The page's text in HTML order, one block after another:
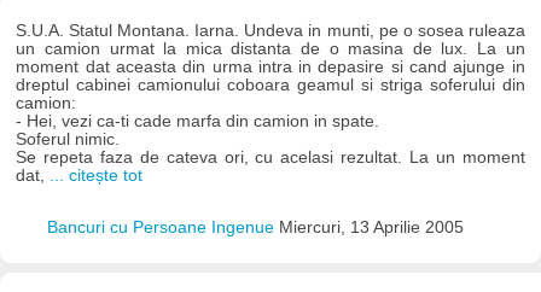
S.U.A. Statul Montana. Iarna. Undeva in munti, pe o sosea ruleaza
un camion urmat la mica distanta de o masina de lux. La un
moment dat aceasta din urma intra in depasire si cand ajunge in
dreptul cabinei camionului coboara geamul si striga soferului din
camion:
- Hei, vezi ca-ti cade marfa din camion in spate.
Soferul nimic.
Se repeta faza de cateva ori, cu acelasi rezultat. La un moment
dat, ... citește tot
Bancuri cu Persoane Ingenue Miercuri, 13 Aprilie 2005